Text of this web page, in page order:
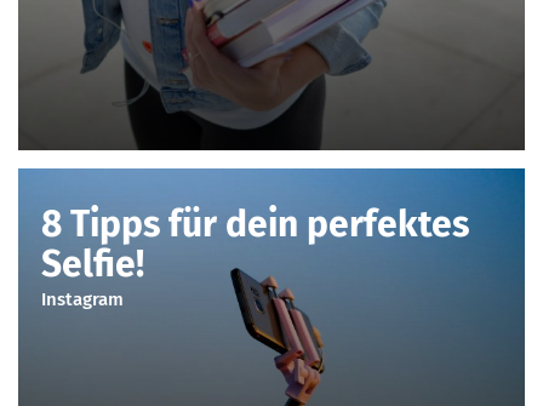
8 Tipps für dein perfektes
Selfie!
Instagram